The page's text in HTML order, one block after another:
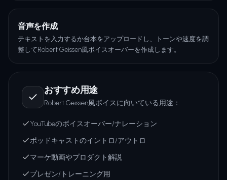
音声を作成
テキストを入力するか台本をアップロードし、トーンや速度を調
整してRobert Geissen風ボイスオーバーを作成します。
おすすめ用途
Robert Geissen風ボイスに向いている用途：
YouTubeのボイスオーバー/ナレーション
ポッドキャストのイントロ/アウトロ
マーケ動画やプロダクト解説
プレゼン/トレーニング用